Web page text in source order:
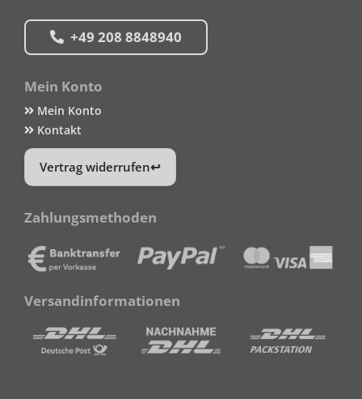
+49 208 8848940
Mein Konto
Mein Konto
Kontakt
Vertrag widerrufen
Zahlungsmethoden
Versandinformationen